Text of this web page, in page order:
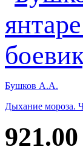
Бушков А.А.
Дыхание мороза.
921.00